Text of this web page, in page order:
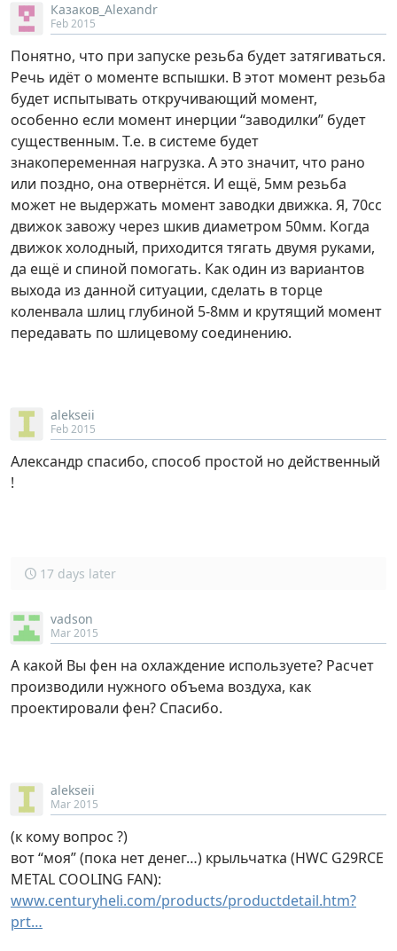
Казаков_Alexandr
Feb 2015
Понятно, что при запуске резьба будет затягиваться.
Речь идёт о моменте вспышки. В этот момент резьба
будет испытывать откручивающий момент,
особенно если момент инерции “заводилки” будет
существенным. Т.е. в системе будет
знакопеременная нагрузка. А это значит, что рано
или поздно, она отвернётся. И ещё, 5мм резьба
может не выдержать момент заводки движка. Я, 70сс
движок завожу через шкив диаметром 50мм. Когда
движок холодный, приходится тягать двумя руками,
да ещё и спиной помогать. Как один из вариантов
выхода из данной ситуации, сделать в торце
коленвала шлиц глубиной 5-8мм и крутящий момент
передавать по шлицевому соединению.
alekseii
Feb 2015
Александр спасибо, способ простой но действенный
!
17 days later
vadson
Mar 2015
А какой Вы фен на охлаждение используете? Расчет
производили нужного объема воздуха, как
проектировали фен? Спасибо.
alekseii
Mar 2015
(к кому вопрос ?)
вот “моя” (пока нет денег…) крыльчатка (HWC G29RCE
METAL COOLING FAN):
www.centuryheli.com/products/productdetail.htm?
prt…